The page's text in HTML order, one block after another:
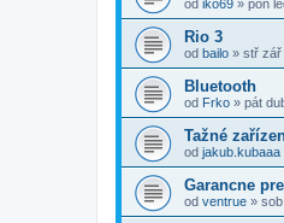
od iko69 » pon
Rio 3
od bailo » stř zář
Bluetooth
od Frko » pát
Tažné
od jakub.kubaaa
Garancne
od ventrue »